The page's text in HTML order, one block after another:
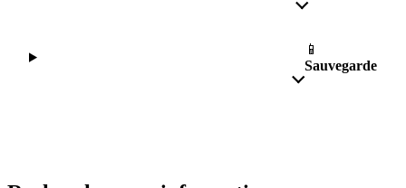
📱
Sauvegarde